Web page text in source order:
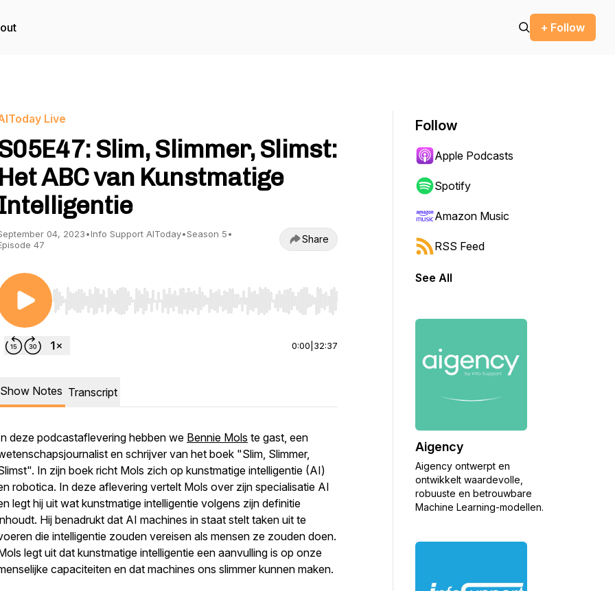
+ Follow
Live
Slim, Slimmer, Slimst:
Het ABC van Kunstmatige
04, 2023•Info Support AIToday•Season 5•
47
Share
Use Left/Right to seek, Home/End to jump to start or end. Hold shift to jump forward or backward.
0:00 32:37
Show Notes Transcript
deze podcastaflevering hebben we Bennie Mols te gast, een
en schrijver van het boek "Slim, Slimmer,
In zijn boek richt Mols zich op kunstmatige intelligentie (AI)
robotica. In deze aflevering vertelt Mols over zijn specialisatie AI
legt hij uit wat kunstmatige intelligentie volgens zijn definitie
Hij benadrukt dat AI machines in staat stelt taken uit te
die intelligentie zouden vereisen als mensen ze zouden doen.
legt uit dat kunstmatige intelligentie een aanvulling is op onze
capaciteiten en dat machines ons slimmer kunnen maken.
Follow
Apple Podcasts
Spotify
Amazon Music
RSS Feed
See All
Aigency
Aigency ontwerpt en
ontwikkelt waardevolle,
robuuste en betrouwbare
Machine Learning-modellen.